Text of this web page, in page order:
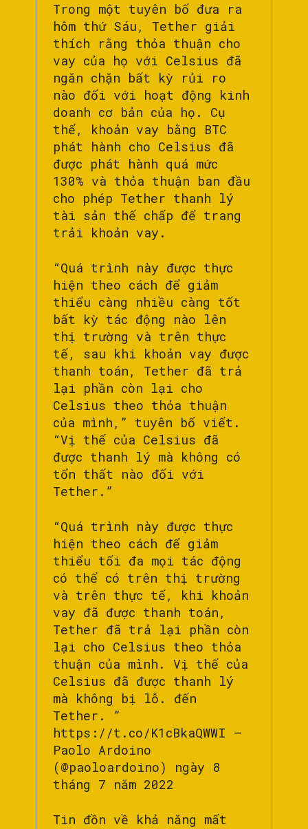
Trong một tuyên bố đưa ra
hôm thứ Sáu, Tether giải
thích rằng thỏa thuận cho
vay của họ với Celsius đã
ngăn chặn bất kỳ rủi ro
nào đối với hoạt động kinh
doanh cơ bản của họ. Cụ
thể, khoản vay bằng BTC
phát hành cho Celsius đã
được phát hành quá mức
130% và thỏa thuận ban đầu
cho phép Tether thanh lý
tài sản thế chấp để trang
trải khoản vay.
“Quá trình này được thực
hiện theo cách để giảm
thiểu càng nhiều càng tốt
bất kỳ tác động nào lên
thị trường và trên thực
tế, sau khi khoản vay được
thanh toán, Tether đã trả
lại phần còn lại cho
Celsius theo thỏa thuận
của mình,” tuyên bố viết.
“Vị thế của Celsius đã
được thanh lý mà không có
tổn thất nào đối với
Tether.”
“Quá trình này được thực
hiện theo cách để giảm
thiểu tối đa mọi tác động
có thể có trên thị trường
và trên thực tế, khi khoản
vay đã được thanh toán,
Tether đã trả lại phần còn
lại cho Celsius theo thỏa
thuận của mình. Vị thế của
Celsius đã được thanh lý
mà không bị lỗ. đến
Tether. ”
https://t.co/K1cBkaQWWI –
Paolo Ardoino
(@paoloardoino) ngày 8
tháng 7 năm 2022
Tin đồn về khả năng mất